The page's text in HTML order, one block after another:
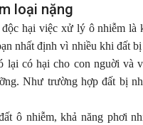
loại nặng
hại việc xử lý ô nhiễm là
nhất định vì nhiều khi đất
có hại cho con nguời và
Như trường hợp đất bị
ô nhiễm, khả năng phơi
LÀM SẦU RIÊNG
XỔ NHỤY VÀ CÁCH
QUẢ